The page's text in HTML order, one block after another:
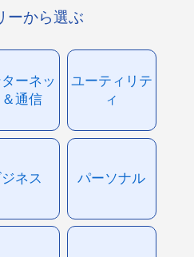
ーから選ぶ
ーネッ
＆通信
ユーティリテ
ィ
ジネス パーソナル